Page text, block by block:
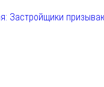
Застройщики